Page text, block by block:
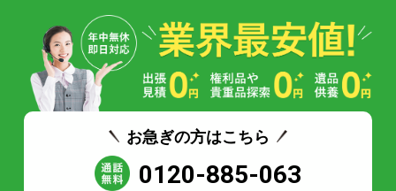
お急ぎの方はこちら
0120-885-063